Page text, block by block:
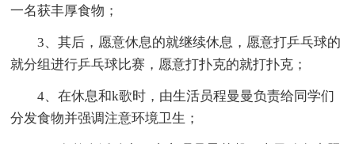
一名获丰厚食物；
3、其后，愿意休息的就继续休息，愿意打乒乓球的
就分组进行乒乓球比赛，愿意打扑克的就打扑克；
4、在休息和k歌时，由生活员程曼曼负责给同学们
分发食物并强调注意环境卫生；